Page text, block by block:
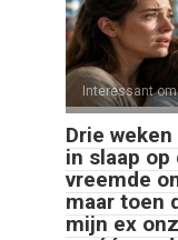
Interessant
Drie
in slaap op
vreemde
maar toen
mijn ex